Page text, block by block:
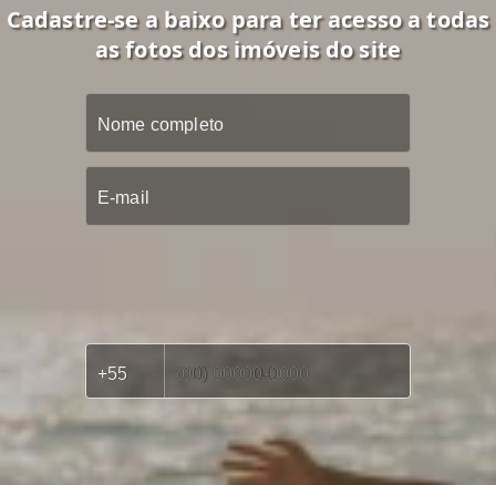
Cadastre-se a baixo para ter acesso a todas
as fotos dos imóveis do site